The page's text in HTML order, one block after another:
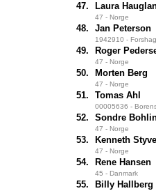
47. Laura
47 - Norge
48. Jan Peterson
1942910 -
49. Roger
47 - Norge
50. Morten Berg
47 - Norge
51. Tomas Ahl
00005636 -
52. Sondre
47 - Norge
53. Kenneth
47 - Norge
54. Rene Hansen
45 - Danmark
55. Billy Hallberg